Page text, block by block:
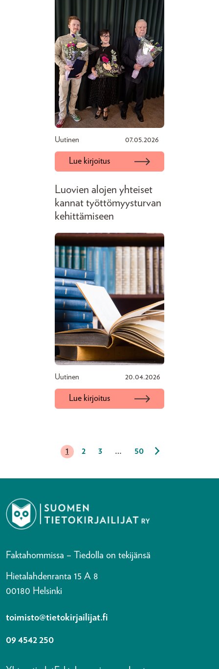
Uutinen 07.05.2026
Lue kirjoitus
Luovien alojen yhteiset
kannat työttömyysturvan
kehittämiseen
Uutinen 20.04.2026
Lue kirjoitus
1 2 3 … 50
Faktahommissa – Tiedolla on tekijänsä
Hietalahdenranta 15 A 8
00180 Helsinki
toimisto@tietokirjailijat.fi
09 4542 250